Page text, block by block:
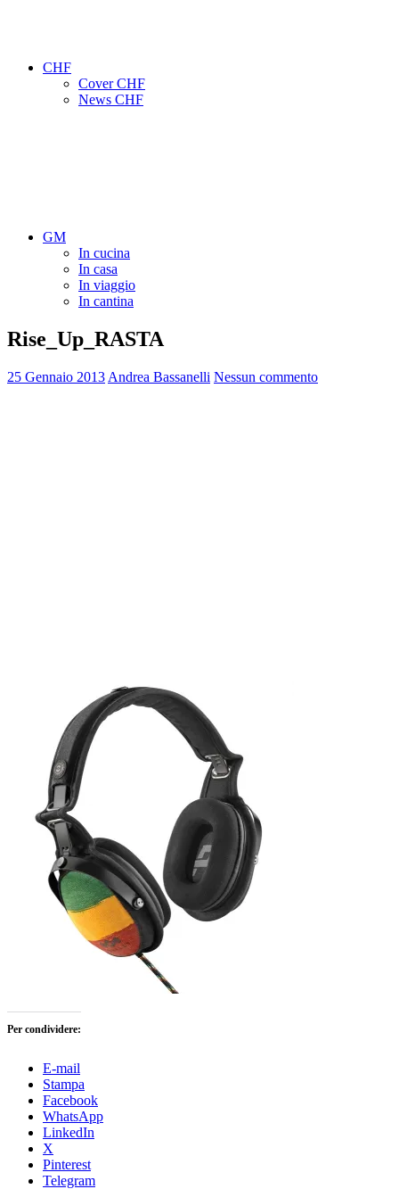
CHF
Cover CHF
News CHF
GM
In cucina
In casa
In viaggio
In cantina
Rise_Up_RASTA
25 Gennaio 2013 Andrea Bassanelli Nessun commento
Per condividere:
E-mail
Stampa
Facebook
WhatsApp
LinkedIn
X
Pinterest
Telegram